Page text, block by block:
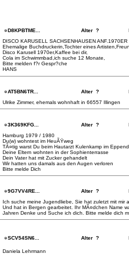
D8KPBTME... Alter ?
DISCO KARUSELL SACHSENHAUSEN ANF.1970ER
Ehemalige Buchdruckerin,Tochter eines
Disco Karusell 1970er,Kaffee bei dir,
Cola im Schwimmbad,ich suche 12 Monate,
Bitte melden f?r Gespr?che
HANS
AT5BN6TR... Alter ?
Ulrike Zimmer, ehemals wohnhaft in 66557 Illingen
3K369KFG... Alter ?
Hamburg 1979 / 1980
Du(w) wohntest im HeuÃŸweg
TÃ¤tig warst Du beim Hautarzt Kulenkamp im
Deine Eltern wohnten in der Sophienterrasse
Dein Vater hat mit Zucker gehandelt
Wir hatten uns damals aus den Augen verloren
Bitte melde Dich
9G7VV4RE... Alter ?
Ich suche meine Jugendliebe, Sie hat zuletzt mit mir
Und hat in Bergen gearbeitet. Ihr MÃ¤dchen Name
Jahren Denke und Suche ich dich. Bitte melde dich
SCV54SN6... Alter ?
Daniela Lehrmann